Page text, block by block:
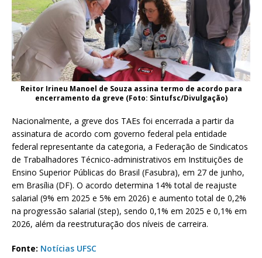
Reitor Irineu Manoel de Souza assina termo de acordo para
encerramento da greve (Foto: Sintufsc/Divulgação)
Nacionalmente, a greve dos TAEs foi encerrada a partir da
assinatura de acordo com governo federal pela entidade
federal representante da categoria, a Federação de Sindicatos
de Trabalhadores Técnico-administrativos em Instituições de
Ensino Superior Públicas do Brasil (Fasubra), em 27 de junho,
em Brasília (DF). O acordo determina 14% total de reajuste
salarial (9% em 2025 e 5% em 2026) e aumento total de 0,2%
na progressão salarial (step), sendo 0,1% em 2025 e 0,1% em
2026, além da reestruturação dos níveis de carreira.
Fonte: Notícias UFSC